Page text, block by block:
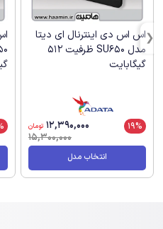
اس اس دی اینترنال ای دیتا
مدل SU650 ظرفیت 512
گیگابایت
19%
12,390,000 تومان
15,300,000
انتخاب مدل